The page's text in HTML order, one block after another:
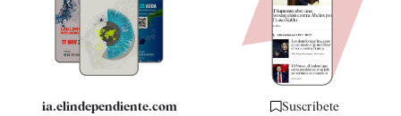
Quiénes somos
Especificaciones
ia.elindependiente.com Suscríbete